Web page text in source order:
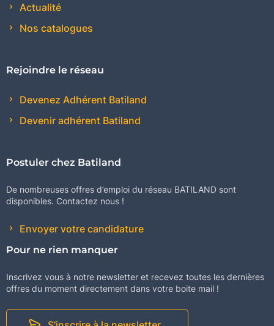
Actualité
Nos catalogues
Rejoindre le réseau
Devenez Adhérent Batiland
Devenir adhérent Batiland
Postuler chez Batiland
De nombreuses offres d’emploi du réseau BATILAND sont
disponibles. Contactez nous !
Envoyer votre candidature
Pour ne rien manquer
Inscrivez vous à notre newsletter et recevez toutes les dernières
offres du moment directement dans votre boite mail !